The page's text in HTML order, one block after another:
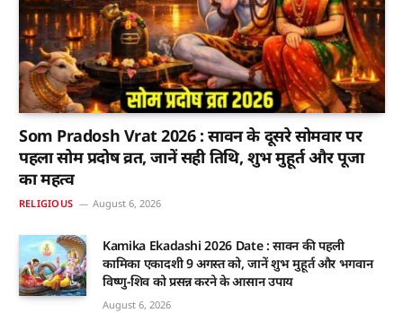
Som Pradosh Vrat 2026 : सावन के दूसरे सोमवार पर
पहला सोम प्रदोष व्रत, जानें सही तिथि, शुभ मुहूर्त और पूजा
का महत्व
RELIGIOUS August 6, 2026
Kamika Ekadashi 2026 Date : सावन की पहली
कामिका एकादशी 9 अगस्त को, जानें शुभ मुहूर्त और भगवान
विष्णु-शिव को प्रसन्न करने के आसान उपाय
August 6, 2026